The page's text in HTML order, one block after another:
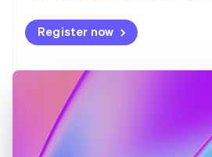
Register now
捷克
English
EnglishItaliano
拉脱维亚
English
立陶宛
English
列支敦士登